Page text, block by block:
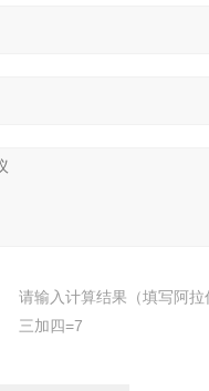
请输入计算结果（填写阿拉
三加四=7